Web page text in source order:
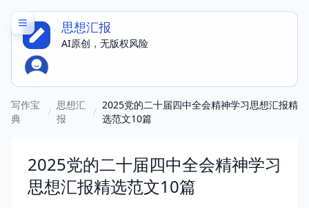
思想汇报
AI原创，无版权风险
写作宝
典
/
思想汇
报
/
2025党的二十届四中全会精神学习思想汇报精
选范文10篇
2025党的二十届四中全会精神学习
思想汇报精选范文10篇